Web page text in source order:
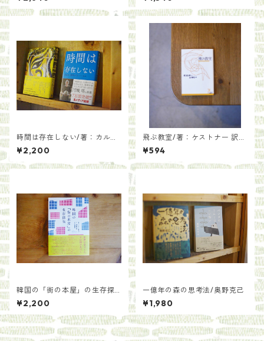
時間は存在しない/著：カル
ロ・ロヴェッリ 訳：冨永星
¥2,200
飛ぶ教室/著：ケストナー 訳：
丘沢静也
¥594
韓国の「街の本屋」の生存探
究/著：ハン・ミファ 訳：渡辺
麻土香 解説：石橋毅史
¥2,200
一億年の森の思考法/奥野克己
¥1,980